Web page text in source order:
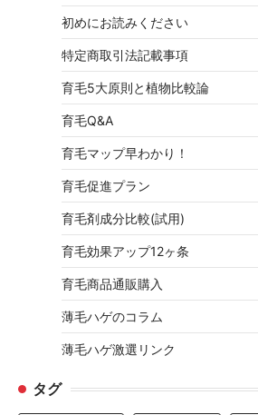
初めにお読みください
特定商取引法記載事項
育毛5大原則と植物比較論
育毛Q&A
育毛マップ早わかり！
育毛促進プラン
育毛剤成分比較(試用)
育毛効果アップ12ヶ条
育毛商品通販購入
薄毛ハゲのコラム
薄毛ハゲ激選リンク
タグ